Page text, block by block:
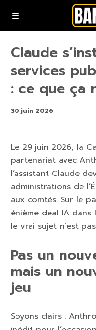
Podcasts
YouTube
Rejoindre la
Claude
services
: ce que ça
30 juin 2026
Le 29 juin 2026, la
partenariat avec
l’assistant Claude
administrations de
aux comtés. Sur le
énième deal IA
le vrai sujet n’est
Pas un
mais un
jeu
Soyons clairs :